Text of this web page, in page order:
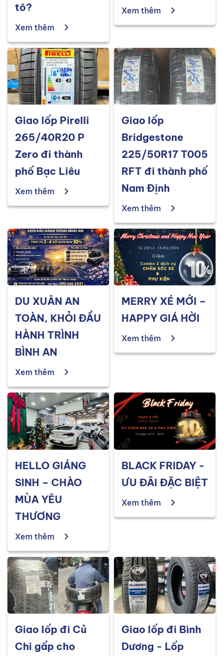
tô?
Xem thêm
Xem thêm
Giao lốp Pirelli
265/40R20 P
Zero đi thành
phố Bạc Liêu
Xem thêm
Giao lốp
Bridgestone
225/50R17 T005
RFT đi thành phố
Nam Định
Xem thêm
DU XUÂN AN
TOÀN, KHỎI ĐẦU
HÀNH TRÌNH
BÌNH AN
Xem thêm
MERRY XÉ MỚI –
HAPPY GIÁ HỜI
Xem thêm
HELLO GIÁNG
SINH – CHÀO
MÙA YÊU
THƯƠNG
Xem thêm
BLACK FRIDAY -
ƯU ĐÃI ĐẶC BIỆT
Xem thêm
Giao lốp đi Củ
Chi gấp cho
Giao lốp đi Bình
Dương - Lốp